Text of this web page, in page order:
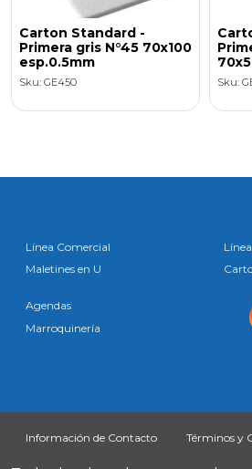
Carton Standard -
Primera gris N°45 70x100
esp.0.5mm
Sku: GE450 Sku:
Línea Comercial
Maletines en U
Agendas
Marroquinería
Información de Contacto Términos y